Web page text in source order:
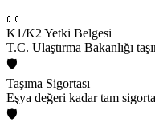
📜
K1/K2 Yetki Belgesi
T.C. Ulaştırma Bakanlığı
🛡️
Taşıma Sigortası
Eşya değeri kadar tam
🛡️